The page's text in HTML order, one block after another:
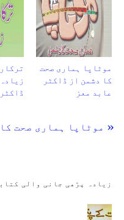
موٹاپا ہماری صحت
کا دشمن از ڈاکٹر
عابد معز
« موٹاپا ہماری صحت
زیادہ پڑھی جانی والی